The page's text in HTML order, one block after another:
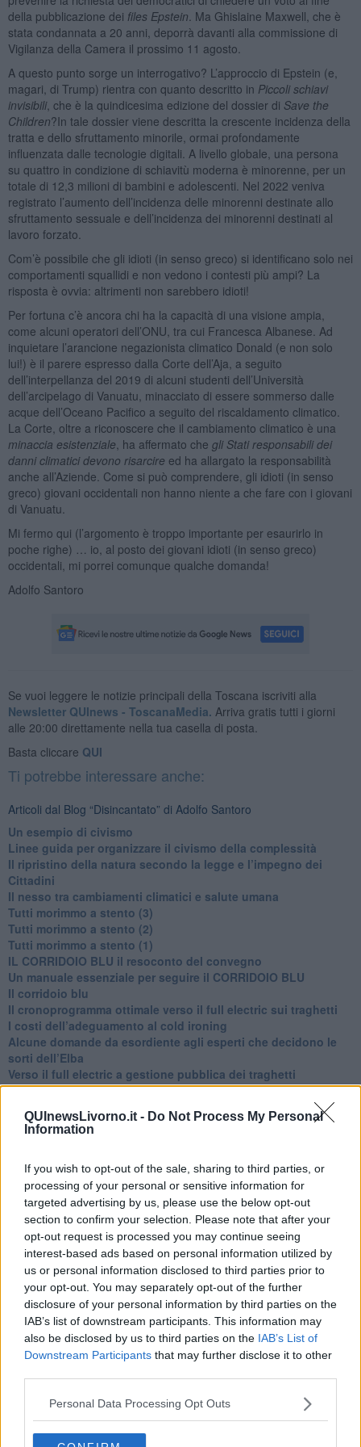
QUInewsLivorno.it - Do Not Process My Personal
Information
If you wish to opt-out of the sale, sharing to third parties, or
processing of your personal or sensitive information for
targeted advertising by us, please use the below opt-out
section to confirm your selection. Please note that after your
opt-out request is processed you may continue seeing
interest-based ads based on personal information utilized by
us or personal information disclosed to third parties prior to
your opt-out. You may separately opt-out of the further
disclosure of your personal information by third parties on the
IAB’s list of downstream participants. This information may
also be disclosed by us to third parties on the IAB’s List of
Downstream Participants that may further disclose it to other
Personal Data Processing Opt Outs
della pubblicazione dei files Epstein . Ma Ghislaine Maxwell, che è
stata condannata a 20 anni, deporrà davanti alla commissione di
Vigilanza della Camera il prossimo 11 agosto.
A questo punto sorge un interrogativo? L’approccio di Epstein (e,
magari, di Trump) rientra con quanto descritto in Piccoli schiavi
invisibili, che è la quindicesima edizione del dossier di Save the
Children?In tale dossier viene descritta la crescente incidenza della
tratta e dello sfruttamento minorile, ormai profondamente
influenzata dalle tecnologie digitali. A livello globale, una persona
su quattro in condizione di schiavitù moderna è minorenne, per un
totale di 12,3 milioni di bambini e adolescenti. Nel 2022 veniva
registrato l’aumento dell’incidenza delle minorenni destinate allo
sfruttamento sessuale e dell’incidenza dei minorenni destinati al
lavoro forzato.
Com’è possibile che gli idioti (in senso greco) si identificano solo nei
comportamenti squallidi e non vedono i contesti più ampi? La
risposta è ovvia: altrimenti non sarebbero idioti!
Per fortuna c’è ancora chi ha la capacità di una visione ampia,
come alcuni operatori dell’ONU, tra cui Francesca Albanese. Ad
inquietare l’arancione negazionista climatico Donald (e non solo
lui!) è il parere espresso dalla Corte dell’Aja, a seguito
dell’interpellanza del 2019 di alcuni studenti dell’Università
dell’arcipelago di Vanuatu, minacciato di essere sommerso dalle
acque dell’Oceano Pacifico a seguito del riscaldamento climatico.
La Corte, oltre a riconoscere che il cambiamento climatico è una
minaccia esistenziale , ha affermato che gli Stati responsabili dei
danni climatici devono risarcire ed ha allargato la responsabilità
anche all’Aziende. Come si può comprendere, gli idioti (in senso
greco) giovani occidentali non hanno niente a che fare con i giovani
di Vanuatu.
Mi fermo qui (l’argomento è troppo importante per esaurirlo in
poche righe) … io, al posto dei giovani idioti (in senso greco)
occidentali, mi porrei comunque qualche domanda!
Adolfo Santoro
Se vuoi leggere le notizie principali della Toscana iscriviti alla
Newsletter QUInews - ToscanaMedia. Arriva gratis tutti i giorni
alle 20:00 direttamente nella tua casella di posta.
Basta cliccare QUI
Ti potrebbe interessare anche:
Articoli dal Blog “Disincantato” di Adolfo Santoro
​Un esempio di civismo
​Linee guida per organizzare il civismo della complessità
​Il ripristino della natura secondo la legge e l’impegno dei
Cittadini
Il nesso tra cambiamenti climatici e salute umana
Tutti morimmo a stento (3)
Tutti morimmo a stento (2)
​Tutti morimmo a stento (1)
IL CORRIDOIO BLU il resoconto del convegno
Un manuale essenziale per seguire il CORRIDOIO BLU
Il corridoio blu
​Il cronoprogramma ottimale verso il full electric sui traghetti
​I costi dell’adeguamento al cold ironing
Alcune domande da esordiente agli esperti che decidono le
sorti dell’Elba
Verso il full electric a gestione pubblica dei traghetti​
​La Scienza dei Cittadini e i Cittadini per l’Aria
​Le furbate elettorali della Meloni e la testardaggine
dell’opposizione
L'umanizzazione dell'economia e della politica
​Dopo il diluvio dei NO: un patto intergenerazionale
​Un grandioso NO ai falchi teocratici e ai loro vassalli
La religione è la cocaina dei potenti
Donald e Bibi confinati nell’isola di St James?
L’italiano vero e la paura che al referendum vinca il No
​Complottismo o capitalismo globale?
​Ma, contessa, non si vergogna a continuare a guardare San
Scemo?
​Io non mi fiderei di chi promuove o consuma i riti collettivi
Esportazioni Usa: da democrazia a guerra civile
​I vestiti nuovi degli imperatori baltici
​Pupazzi!
​Il Wild West di Trump
​La depressione infantile di Roger Waters e la propaganda di